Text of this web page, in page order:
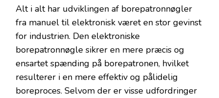
Alt i alt har udviklingen af borepatronnøgler
fra manuel til elektronisk været en stor gevinst
for industrien. Den elektroniske
borepatronnøgle sikrer en mere præcis og
ensartet spænding på borepatronen, hvilket
resulterer i en mere effektiv og pålidelig
boreproces. Selvom der er visse udfordringer